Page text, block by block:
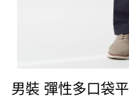
男裝 彈性多口袋